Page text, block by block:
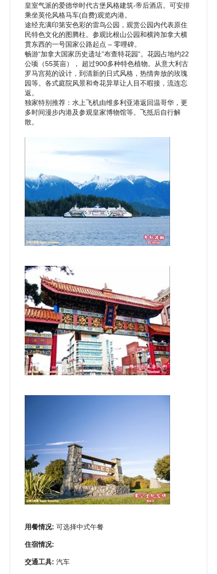
皇室气派的爱德华时代古堡风格建筑-帝后酒店。可安排
乘坐英伦风格马车(自费)观览内港。
途经充满印第安色彩的雷鸟公园，观赏公园内代表原住
民特色文化的图腾柱。参观比根山公园和横跨加拿大横
贯东西的一号国家公路起点 – 零哩碑。
畅游“加拿大国家历史遗址”布查特花园”。花园占地约22
公顷（55英亩）， 超过900多种特色植物。从意大利古
罗马宫苑的设计，到清新的日式风格，热情奔放的玫瑰
园等。各式庭院风景和奇花异草让人目不暇接，流连忘
返。
独家特别推荐：水上飞机由维多利亚港返回温哥华，更
多时间漫步内港及参观皇家博物馆等。飞抵后自行解
散。
用餐情况: 可选择中式午餐
住宿情况:
交通工具: 汽车